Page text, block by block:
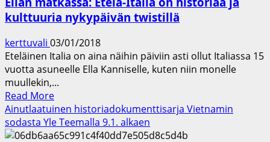
Italiasta
Saksaan
jäljillä
8.1.
alkaen
kulttuuria nykypäivän twistillä
kerttuvali 03/01/2018
Eteläinen Italia on aina näihin päiviin asti ollut Italiassa 15
vuotta asuneelle Ella Kanniselle, kuten niin monelle
muullekin,...
Read MoreRead
more
about
Ellan
Ainutlaatuinen historiadokumenttisarja Vietnamin
sodasta Yle Teemalla 9.1. alkaen